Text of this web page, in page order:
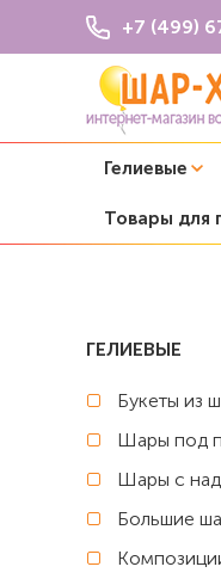
+7 (499)
Гелиевые
Товары для
ГЕЛИЕВЫЕ
Букеты из
Шары под
Шары с
Большие